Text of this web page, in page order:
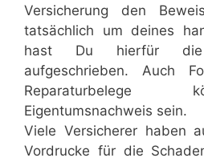
Versicherung den
tatsächlich um deines
hast Du hierfür die
aufgeschrieben. Auch
Reparaturbelege
Eigentumsnachweis sein.
Viele Versicherer haben
Vordrucke für die